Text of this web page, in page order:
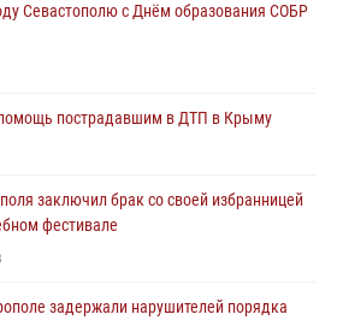
пресекли противоправные действия на
отметили День Крещения Руси
Росгвардии задержали подозреваемого
Севастополю с Днём образования СОБР
пострадавшим в ДТП в Крыму
заключил брак со своей избранницей
фестивале
задержали нарушителей порядка